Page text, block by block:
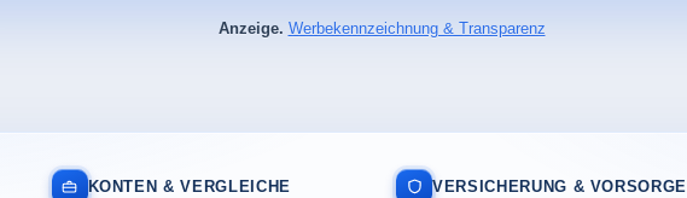
Anzeige. Werbekennzeichnung & Transparenz
KONTEN & VERGLEICHE VERSICHERUNG & VORSORGE